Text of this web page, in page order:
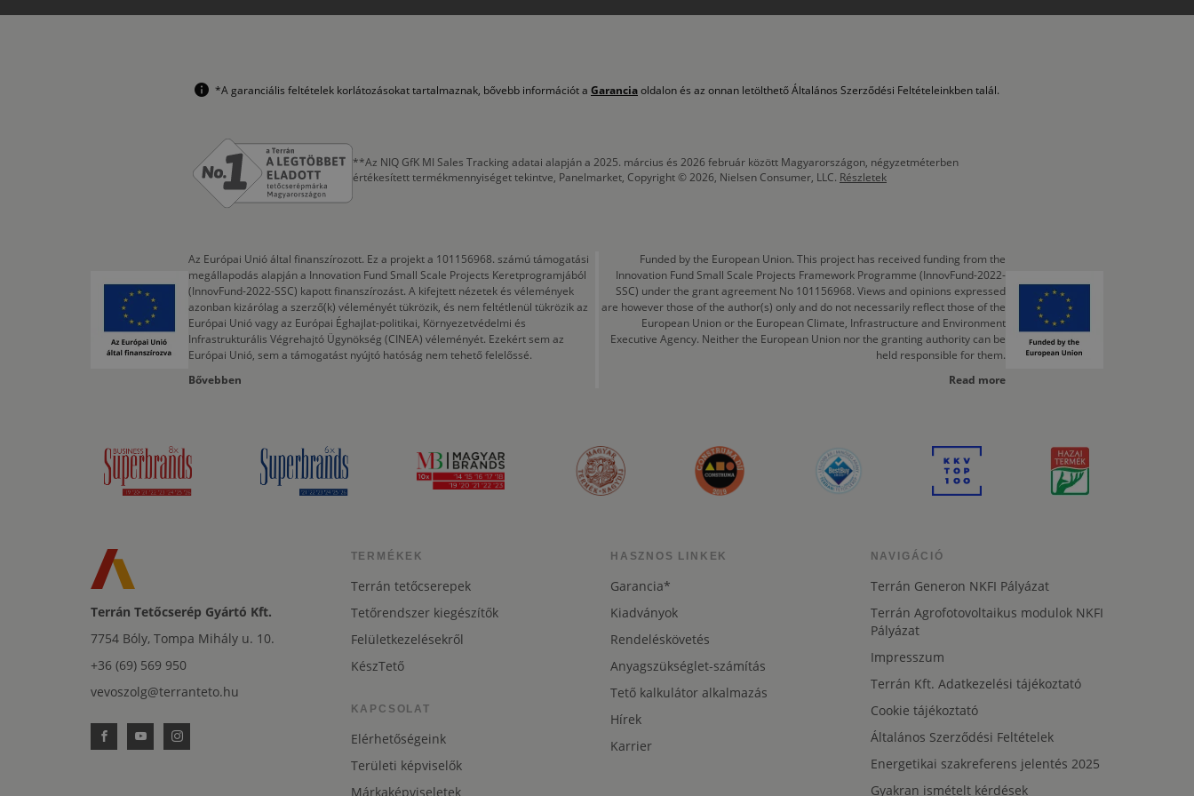
*A garanciális feltételek korlátozásokat tartalmaznak, bővebb információt a Garanciaoldalon és az onnan letölthető Általános Szerződési Feltételeinkben talál.
**Az NIQ GfK MI Sales Tracking adatai alapján a 2025. március és 2026 február között Magyarországon, négyzetméterben
értékesített termékmennyiséget tekintve, Panelmarket, Copyright © 2026, Nielsen Consumer, LLC. Részletek
Az Európai Unió által finanszírozott. Ez a projekt a 101156968. számú támogatási
megállapodás alapján a Innovation Fund Small Scale Projects Keretprogramjából
(InnovFund-2022-SSC) kapott finanszírozást. A kifejtett nézetek és vélemények
azonban kizárólag a szerző(k) véleményét tükrözik, és nem feltétlenül tükrözik az
Európai Unió vagy az Európai Éghajlat-politikai, Környezetvédelmi és
Infrastrukturális Végrehajtó Ügynökség (CINEA) véleményét. Ezekért sem az
Európai Unió, sem a támogatást nyújtó hatóság nem tehető felelőssé.
Bővebben
Funded by the European Union. This project has received funding from the
Innovation Fund Small Scale Projects Framework Programme (InnovFund-2022-
SSC) under the grant agreement No 101156968. Views and opinions expressed
are however those of the author(s) only and do not necessarily reflect those of the
European Union or the European Climate, Infrastructure and Environment
Executive Agency. Neither the European Union nor the granting authority can be
held responsible for them.
Read more
Terrán Tetőcserép Gyártó Kft.
7754 Bóly, Tompa Mihály u. 10.
+36 (69) 569 950
vevoszolg@terranteto.hu
TERMÉKEK
Terrán tetőcserepek
Tetőrendszer kiegészítők
Felületkezelésekről
KészTető
KAPCSOLAT
Elérhetőségeink
Területi képviselők
Márkaképviseletek
HASZNOS LINKEK
Garancia*
Kiadványok
Rendeléskövetés
Anyagszükséglet-számítás
Tető kalkulátor alkalmazás
Hírek
Karrier
NAVIGÁCIÓ
Terrán Generon NKFI Pályázat
Terrán Agrofotovoltaikus modulok NKFI
Pályázat
Impresszum
Terrán Kft. Adatkezelési tájékoztató
Cookie tájékoztató
Általános Szerződési Feltételek
Energetikai szakreferens jelentés 2025
Gyakran ismételt kérdések